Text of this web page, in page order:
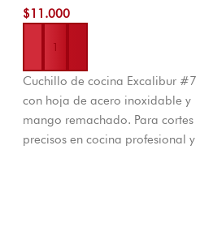
$11.000
Añadir al carrito
Cuchillo de cocina Excalibur #7
con hoja de acero inoxidable y
mango remachado. Para cortes
precisos en cocina profesional y